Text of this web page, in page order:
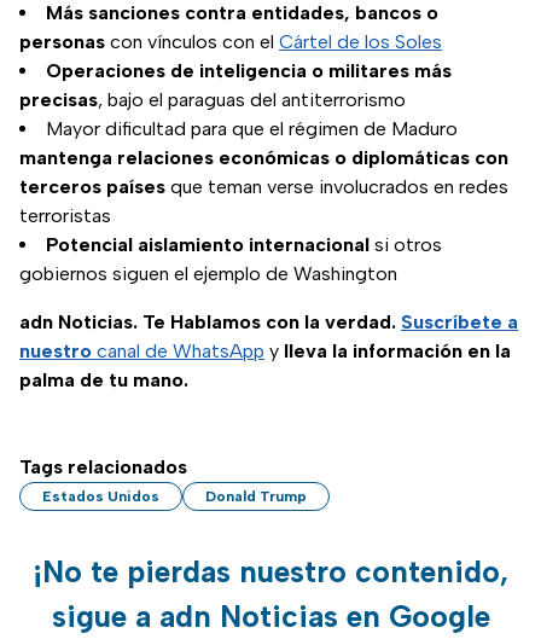
Más sanciones contra entidades, bancos o
personas con vínculos con el Cártel de los Soles
Operaciones de inteligencia o militares más
precisas, bajo el paraguas del antiterrorismo
Mayor dificultad para que el régimen de Maduro
mantenga relaciones económicas o diplomáticas con
terceros países que teman verse involucrados en redes
terroristas
Potencial aislamiento internacional si otros
gobiernos siguen el ejemplo de Washington
adn Noticias. Te Hablamos con la verdad. Suscríbete a
nuestro canal de WhatsApp y lleva la información en la
palma de tu mano.
Tags relacionados
Estados Unidos Donald Trump
¡No te pierdas nuestro contenido,
sigue a adn Noticias en Google